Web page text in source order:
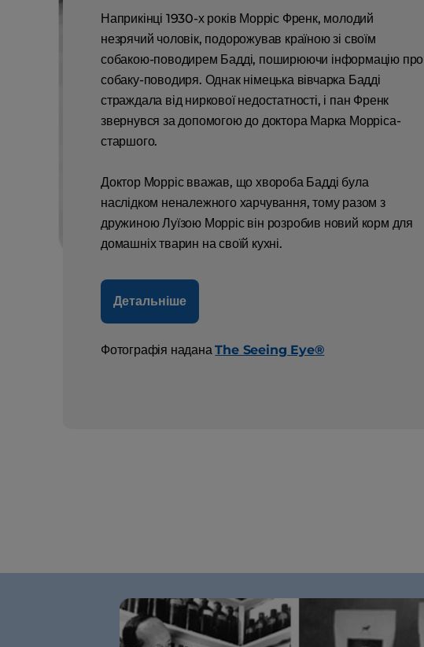
Наприкінці 1930-х років Морріс Френк, молодий
незрячий чоловік, подорожував країною зі своїм
собакою-поводирем Бадді, поширюючи інформацію про
собаку-поводиря. Однак німецька вівчарка Бадді
страждала від ниркової недостатності, і пан Френк
звернувся за допомогою до доктора Марка Морріса-
старшого.
Доктор Морріс вважав, що хвороба Бадді була
наслідком неналежного харчування, тому разом з
дружиною Луїзою Морріс він розробив новий корм для
домашніх тварин на своїй кухні.
Детальніше
Фотографія наданаThe Seeing Eye®